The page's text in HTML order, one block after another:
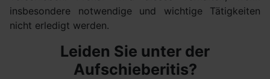
insbesondere notwendige und wichtige Tätigkeiten
nicht erledigt werden.
Leiden Sie unter der
Aufschieberitis?